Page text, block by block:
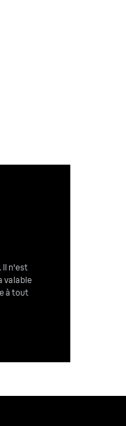
Il n'est
valable
à tout